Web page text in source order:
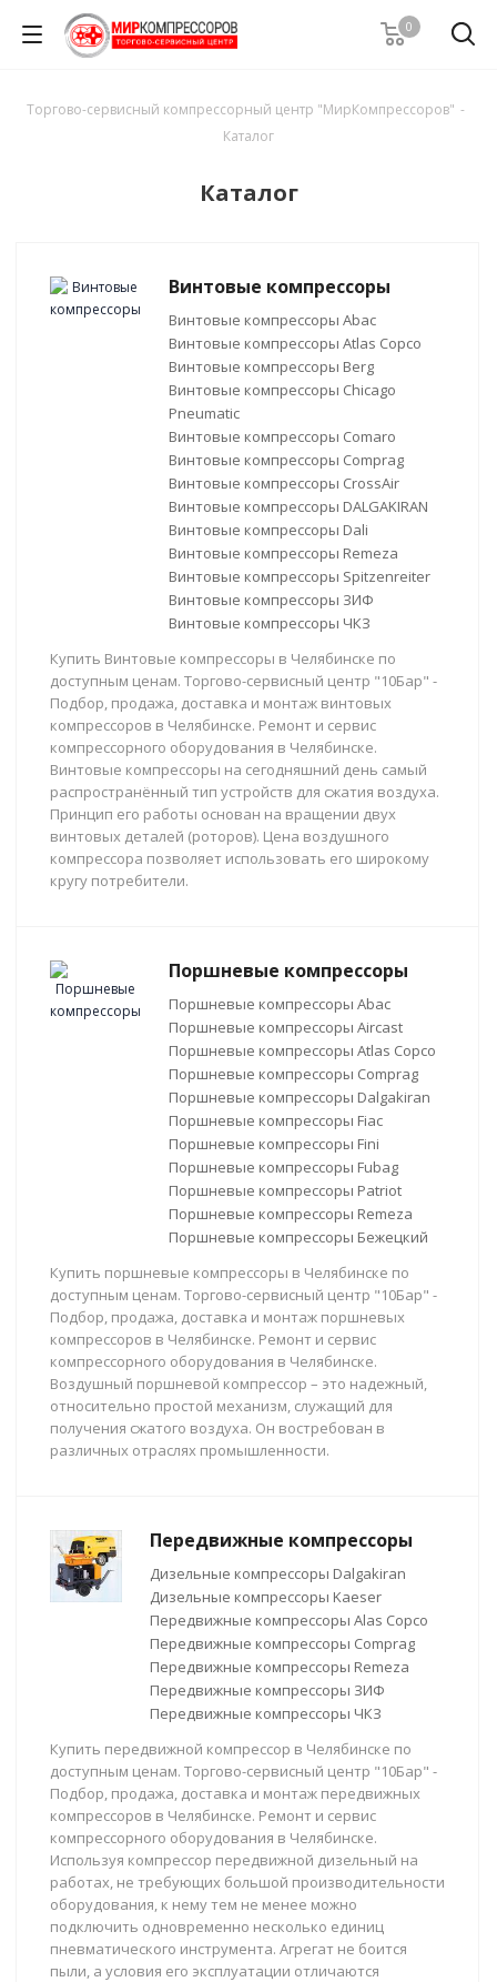
0
Торгово-сервисный компрессорный центр "МирКомпрессоров" -
Каталог
Каталог
Винтовые компрессоры
Винтовые компрессоры Abac
Винтовые компрессоры Atlas Copco
Винтовые компрессоры Berg
Винтовые компрессоры Chicago
Pneumatic
Винтовые компрессоры Comaro
Винтовые компрессоры Comprag
Винтовые компрессоры CrossAir
Винтовые компрессоры DALGAKIRAN
Винтовые компрессоры Dali
Винтовые компрессоры Remeza
Винтовые компрессоры Spitzenreiter
Винтовые компрессоры ЗИФ
Винтовые компрессоры ЧКЗ
Купить Винтовые компрессоры в Челябинске по
доступным ценам. Торгово-сервисный центр "10Бар" -
Подбор, продажа, доставка и монтаж винтовых
компрессоров в Челябинске. Ремонт и сервис
компрессорного оборудования в Челябинске.
Винтовые компрессоры на сегодняшний день самый
распространённый тип устройств для сжатия воздуха.
Принцип его работы основан на вращении двух
винтовых деталей (роторов). Цена воздушного
компрессора позволяет использовать его широкому
кругу потребители.
Поршневые компрессоры
Поршневые компрессоры Abac
Поршневые компрессоры Aircast
Поршневые компрессоры Atlas Copco
Поршневые компрессоры Comprag
Поршневые компрессоры Dalgakiran
Поршневые компрессоры Fiac
Поршневые компрессоры Fini
Поршневые компрессоры Fubag
Поршневые компрессоры Patriot
Поршневые компрессоры Remeza
Поршневые компрессоры Бежецкий
Купить поршневые компрессоры в Челябинске по
доступным ценам. Торгово-сервисный центр "10Бар" -
Подбор, продажа, доставка и монтаж поршневых
компрессоров в Челябинске. Ремонт и сервис
компрессорного оборудования в Челябинске.
Воздушный поршневой компрессор – это надежный,
относительно простой механизм, служащий для
получения сжатого воздуха. Он востребован в
различных отраслях промышленности.
Передвижные компрессоры
Дизельные компрессоры Dalgakiran
Дизельные компрессоры Kaeser
Передвижные компрессоры Alas Copco
Передвижные компрессоры Comprag
Передвижные компрессоры Remeza
Передвижные компрессоры ЗИФ
Передвижные компрессоры ЧКЗ
Купить передвижной компрессор в Челябинске по
доступным ценам. Торгово-сервисный центр "10Бар" -
Подбор, продажа, доставка и монтаж передвижных
компрессоров в Челябинске. Ремонт и сервис
компрессорного оборудования в Челябинске.
Используя компрессор передвижной дизельный на
работах, не требующих большой производительности
оборудования, к нему тем не менее можно
подключить одновременно несколько единиц
пневматического инструмента. Агрегат не боится
пыли, а условия его эксплуатации отличаются